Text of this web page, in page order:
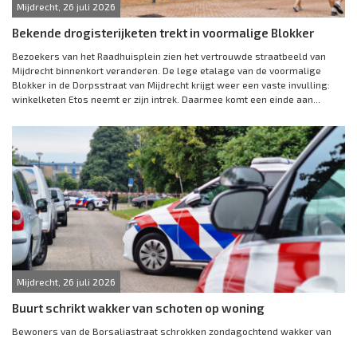
Mijdrecht, 26 juli 2026
Bekende drogisterijketen trekt in voormalige Blokker
Bezoekers van het Raadhuisplein zien het vertrouwde straatbeeld van
Mijdrecht binnenkort veranderen. De lege etalage van de voormalige
Blokker in de Dorpsstraat van Mijdrecht krijgt weer een vaste invulling:
winkelketen Etos neemt er zijn intrek. Daarmee komt een einde aan...
Mijdrecht, 26 juli 2026
Buurt schrikt wakker van schoten op woning
Bewoners van de Borsaliastraat schrokken zondagochtend wakker van